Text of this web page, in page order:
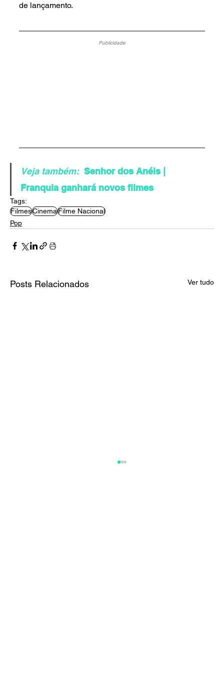
de lançamento.
Publicidade
Veja também: Senhor dos Anéis |
Franquia ganhará novos filmes
Tags:
FilmesCinemaFilme Nacional
Pop
Posts Relacionados Ver tudo